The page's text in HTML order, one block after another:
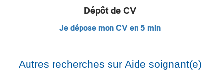
Dépôt de CV
Je dépose mon CV en 5 min
Autres recherches sur Aide soignant(e)